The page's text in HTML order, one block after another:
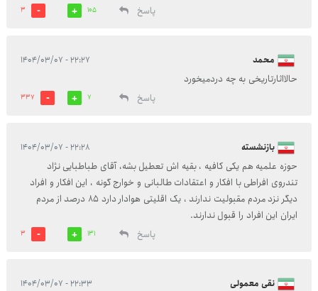
پاسخ
105
3
محمد ۲۲:۲۷ - ۱۴۰۴/۰۳/۰۷
حالااثارتاریخی به چه دردمیخورد
پاسخ
7
337
بازنشسته ۲۲:۲۸ - ۱۴۰۴/۰۳/۰۷
حوزه علمیه هم یکی کافیه ، بقیه اش تعطیل بشه، آقای طباطبایی نژاد
تندروی افراطی با افکار و اعتقادات طالبانی و خوارج گونه ، این افکار و افراد
دیگر نزد مردم مقبولیت ندارند ، یک اقلیتی هوادار دارد ۸۵ درصد از مردم
ایران این افراد را قبول ندارند.
پاسخ
131
3
نقی معمولی ۲۲:۳۳ - ۱۴۰۴/۰۳/۰۷